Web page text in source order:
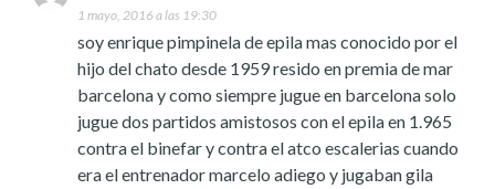
1 mayo, 2016 a las 19:30
soy enrique pimpinela de epila mas conocido por el
hijo del chato desde 1959 resido en premia de mar
barcelona y como siempre jugue en barcelona solo
jugue dos partidos amistosos con el epila en 1.965
contra el binefar y contra el atco escalerias cuando
era el entrenador marcelo adiego y jugaban gila